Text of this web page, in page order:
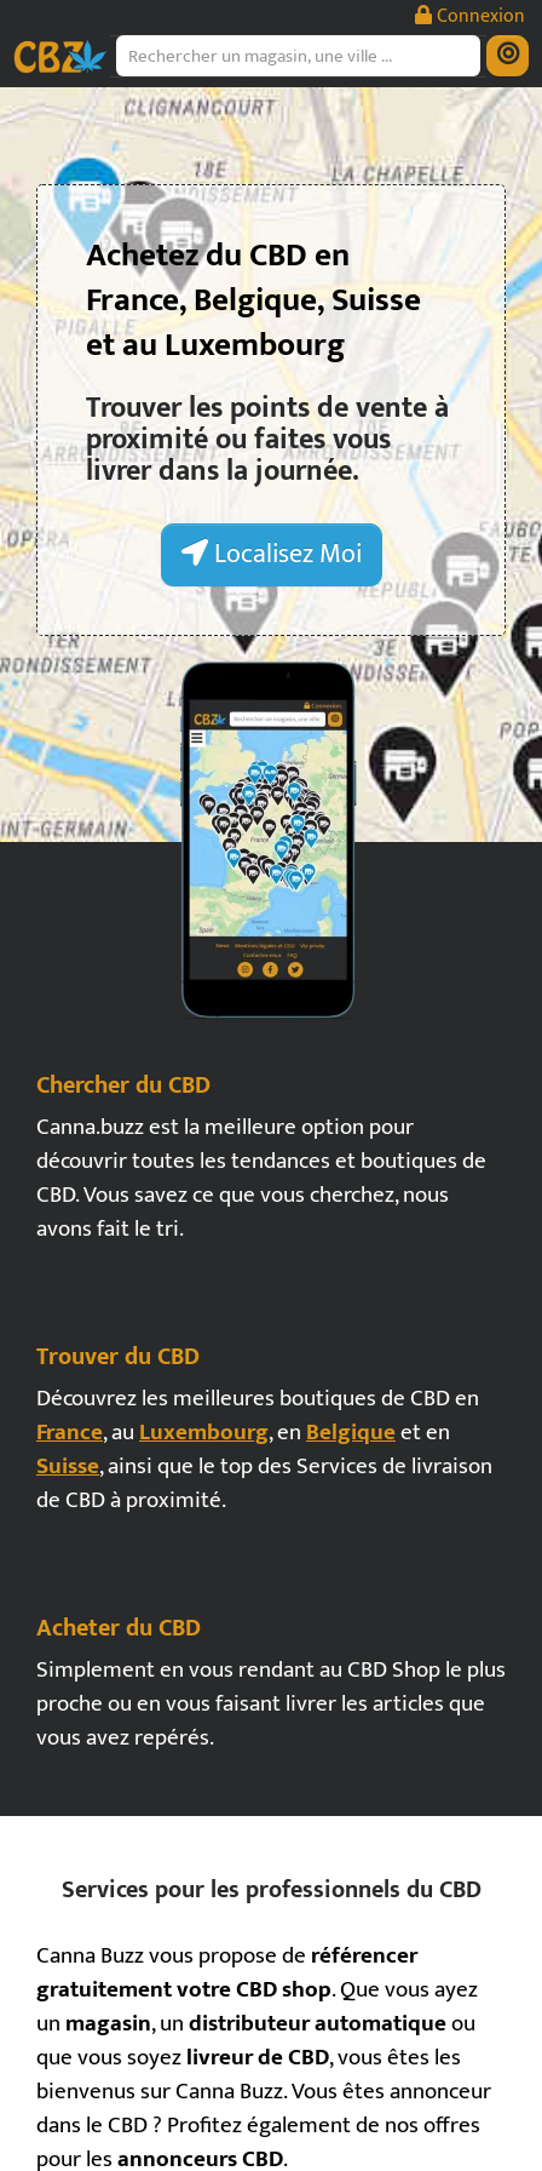
contenu
Connexion
Achetez du CBD en
France, Belgique, Suisse
et au Luxembourg
Trouver les points de vente à
proximité ou faites vous
livrer dans la journée.
Localisez Moi
Chercher du CBD
Canna.buzz est la meilleure option pour
découvrir toutes les tendances et boutiques de
CBD. Vous savez ce que vous cherchez, nous
avons fait le tri.
Trouver du CBD
Découvrez les meilleures boutiques de CBD en
France, auLuxembourg, enBelgiqueet en
Suisse, ainsi que le top des Services de livraison
de CBD à proximité.
Acheter du CBD
Simplement en vous rendant au CBD Shop le plus
proche ou en vous faisant livrer les articles que
vous avez repérés.
Services pour les professionnels du CBD
Canna Buzz vous propose deréférencer
gratuitement votre CBD shop. Que vous ayez
unmagasin, undistributeur automatiqueou
que vous soyezlivreur de CBD, vous êtes les
bienvenus sur Canna Buzz. Vous êtes annonceur
dans le CBD ? Profitez également de nos offres
pour lesannonceurs CBD.